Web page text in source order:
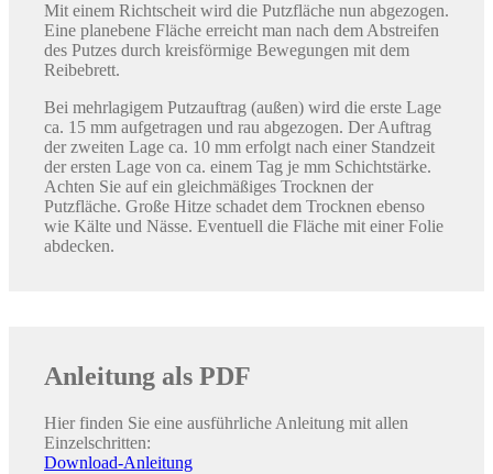
Mit einem Richtscheit wird die Putzfläche nun abgezogen.
Eine planebene Fläche erreicht man nach dem Abstreifen
des Putzes durch kreisförmige Bewegungen mit dem
Reibebrett.
Bei mehrlagigem Putzauftrag (außen) wird die erste Lage
ca. 15 mm aufgetragen und rau abgezogen. Der Auftrag
der zweiten Lage ca. 10 mm erfolgt nach einer Standzeit
der ersten Lage von ca. einem Tag je mm Schichtstärke.
Achten Sie auf ein gleichmäßiges Trocknen der
Putzfläche. Große Hitze schadet dem Trocknen ebenso
wie Kälte und Nässe. Eventuell die Fläche mit einer Folie
abdecken.
Anleitung als PDF
Hier finden Sie eine ausführliche Anleitung mit allen
Einzelschritten:
Download-Anleitung